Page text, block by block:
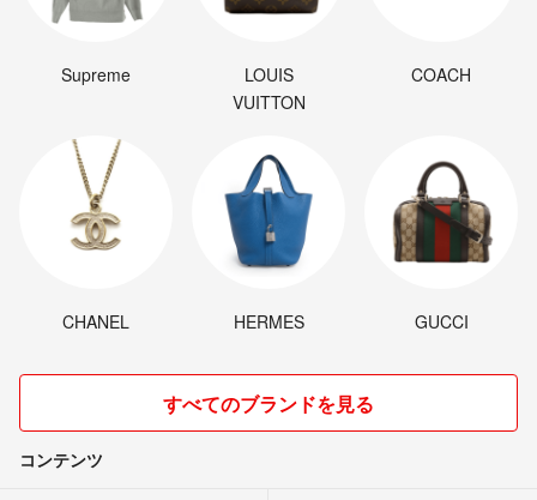
Supreme
LOUIS
VUITTON
COACH
CHANEL HERMES GUCCI
すべてのブランドを見る
コンテンツ